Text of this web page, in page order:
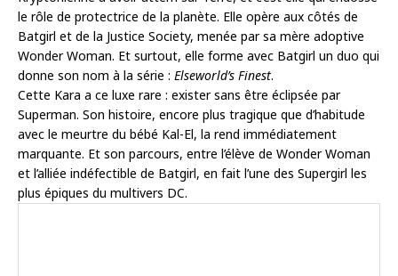
le rôle de protectrice de la planète. Elle opère aux côtés de
Batgirl et de la Justice Society, menée par sa mère adoptive
Wonder Woman. Et surtout, elle forme avec Batgirl un duo qui
donne son nom à la série : Elseworld’s Finest.
Cette Kara a ce luxe rare : exister sans être éclipsée par
Superman. Son histoire, encore plus tragique que d’habitude
avec le meurtre du bébé Kal-El, la rend immédiatement
marquante. Et son parcours, entre l’élève de Wonder Woman
et l’alliée indéfectible de Batgirl, en fait l’une des Supergirl les
plus épiques du multivers DC.